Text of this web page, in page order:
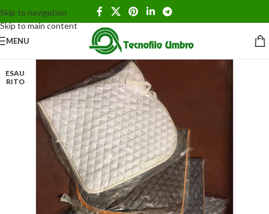
Skip to navigation
Skip to main content
MENU
ESAU
RITO